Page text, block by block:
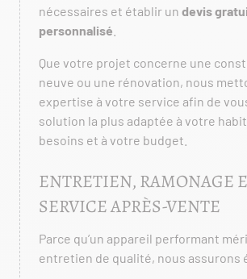
nécessaires et établir un devis
personnalisé
Que votre projet concerne une
neuve ou une rénovation, nous
expertise à votre service afin de
solution la plus adaptée à votre
besoins et à votre budget.
ENTRETIEN, RAMONAGE
SERVICE APRÈS-VENTE
Parce qu’un appareil performant
entretien de qualité, nous assurons